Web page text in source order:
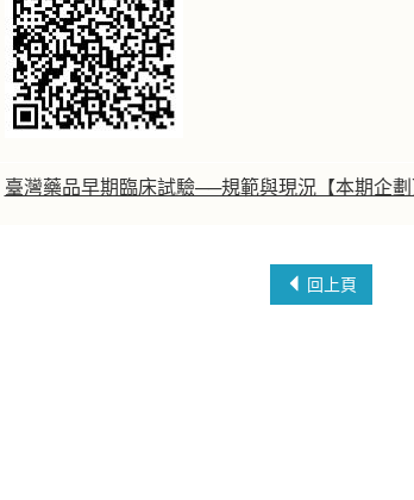
臺灣藥品早期臨床試驗──規範與現況【本期企
回上頁